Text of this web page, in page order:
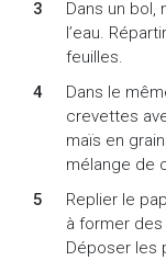
Dans un bol,
l’eau.
feuilles.
Dans le
crevettes
maïs en
mélange de
Replier le
à former
Déposer les